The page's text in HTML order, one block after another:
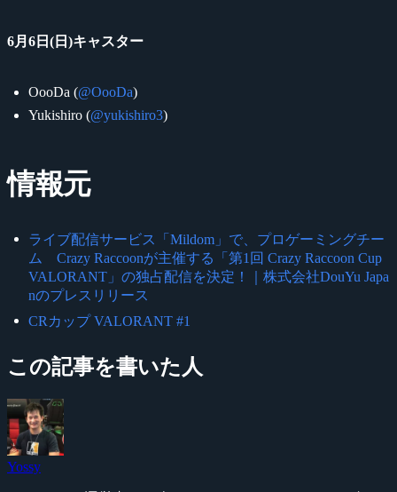
6月6日(日)キャスター
OooDa (@OooDa)
Yukishiro (@yukishiro3)
情報元
ライブ配信サービス「Mildom」で、プロゲーミングチー
ム Crazy Raccoonが主催する「第1回 Crazy Raccoon Cup
VALORANT」の独占配信を決定！｜株式会社DouYu Japa
nのプレスリリース
CRカップ VALORANT #1
この記事を書いた人
Yossy